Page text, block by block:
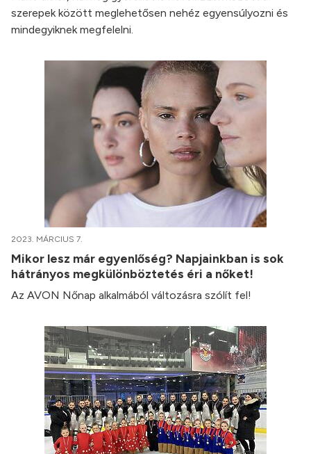
szerepek között meglehetősen nehéz egyensúlyozni és
mindegyiknek megfelelni.
2023. MÁRCIUS 7.
Mikor lesz már egyenlőség? Napjainkban is sok
hátrányos megkülönböztetés éri a nőket!
Az AVON Nőnap alkalmából változásra szólít fel!